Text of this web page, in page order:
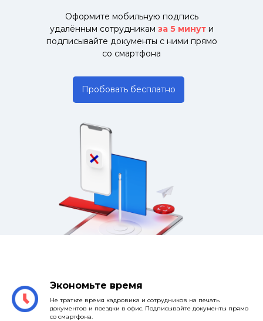
Пробовать бесплатно
Оформите мобильную подпись
удалённым сотрудникам за 5 минут и
подписывайте документы с ними прямо
со смартфона
Экономьте время
Не тратьте время кадровика и сотрудников на печать
документов и поездки в офис. Подписывайте документы прямо
со смартфона.